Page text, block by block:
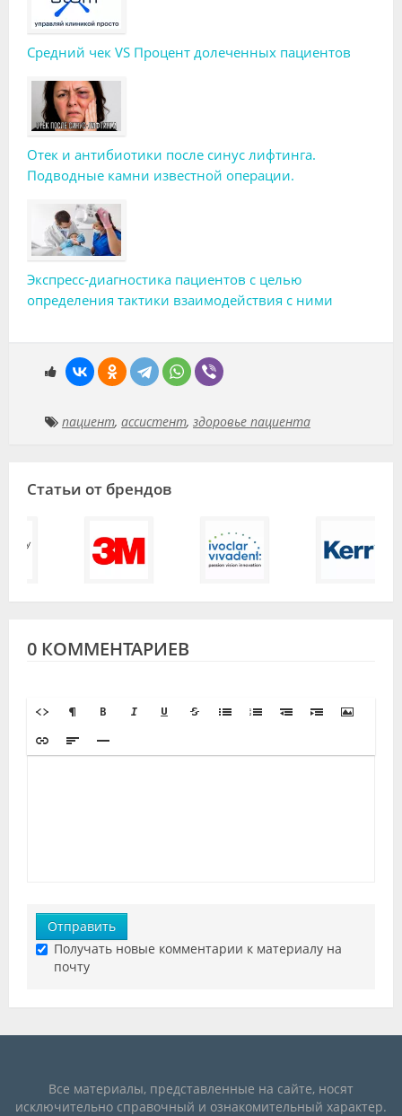
Средний чек VS Процент долеченных пациентов
Отек и антибиотики после синус лифтинга.
Подводные камни известной операции.
Экспресс-диагностика пациентов с целью
определения тактики взаимодействия с ними
пациент, ассистент, здоровье пациента
Статьи от брендов
0 КОММЕНТАРИЕВ
Отправить
Получать новые комментарии к материалу на
почту
Все материалы, представленные на сайте, носят
исключительно справочный и ознакомительный характер.